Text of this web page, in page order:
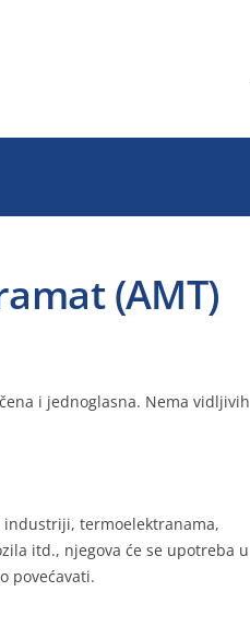
(AMT)
i jednoglasna. Nema vidljivih
termoelektranama,
itd., njegova će se upotreba u
povećavati.